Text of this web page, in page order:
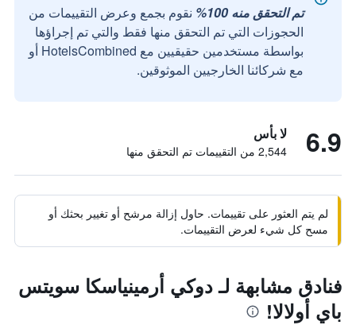
تم التحقق منه 100%
نقوم بجمع وعرض التقييمات من
الحجوزات التي تم التحقق منها فقط والتي تم إجراؤها
بواسطة مستخدمين حقيقيين مع HotelsCombined أو
مع شركائنا الخارجيين الموثوقين.
6.9 لا بأس
2,544 من التقييمات تم التحقق منها
لم يتم العثور على تقييمات. حاول إزالة مرشح أو تغيير بحثك أو
مسح كل شيء لعرض التقييمات.
فنادق مشابهة لـ دوكي أرمينياسكا سويتس
باي أولالا!